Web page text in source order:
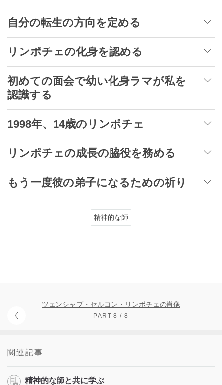
自分の転生の方向を定める
リンポチェの化身を認める
初めての面会で幼い化身ラマが私を
認識する
1998年、14歳のリンポチェ
リンポチェの成長の脇役を務める
もう一度彼の弟子になるための祈り
精神的な師
ツェンシャブ・セルコン・リンポチェの肖像
PART 8 / 8
関連記事
精神的な師と共に学ぶ